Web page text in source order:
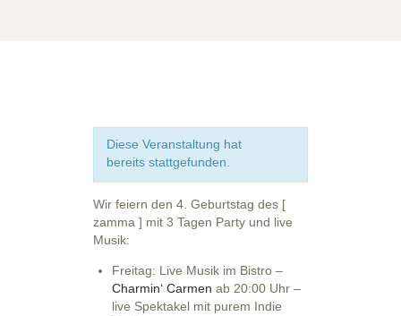
Diese Veranstaltung hat
bereits stattgefunden.
Wir feiern den 4. Geburtstag des [
zamma ] mit 3 Tagen Party und live
Musik:
Freitag: Live Musik im Bistro –
Charmin‘ Carmen ab 20:00 Uhr –
live Spektakel mit purem Indie